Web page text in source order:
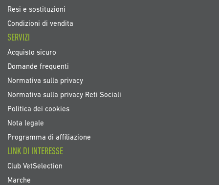
Resi e sostituzioni
Condizioni di vendita
SERVIZI
Acquisto sicuro
Domande frequenti
Normativa sulla privacy
Normativa sulla privacy Reti Sociali
Politica dei cookies
Nota legale
Programma di affiliazione
LINK DI INTERESSE
Club VetSelection
Marche